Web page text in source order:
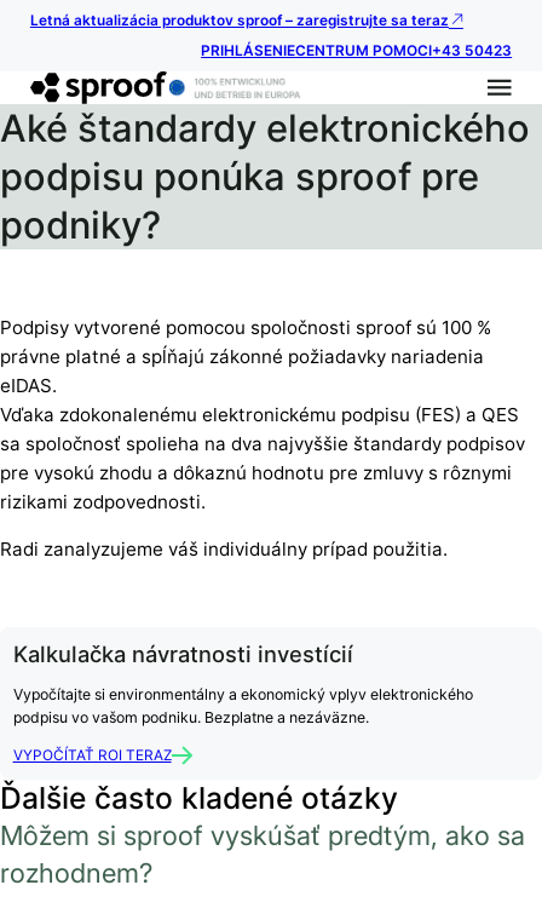
Letná aktualizácia produktov sproof – zaregistrujte sa teraz
PRIHLÁSENIECENTRUM POMOCI+43 50423
Aké štandardy elektronického
podpisu ponúka sproof pre
podniky?
Podpisy vytvorené pomocou spoločnosti sproof sú 100 %
právne platné a spĺňajú zákonné požiadavky nariadenia
eIDAS.
Vďaka zdokonalenému elektronickému podpisu (FES) a QES
sa spoločnosť spolieha na dva najvyššie štandardy podpisov
pre vysokú zhodu a dôkaznú hodnotu pre zmluvy s rôznymi
rizikami zodpovednosti.
Radi zanalyzujeme váš individuálny prípad použitia.
Kalkulačka návratnosti investícií
Vypočítajte si environmentálny a ekonomický vplyv elektronického
podpisu vo vašom podniku. Bezplatne a nezáväzne.
VYPOČÍTAŤ ROI TERAZ
Ďalšie často kladené otázky
Môžem si sproof vyskúšať predtým, ako sa
rozhodnem?